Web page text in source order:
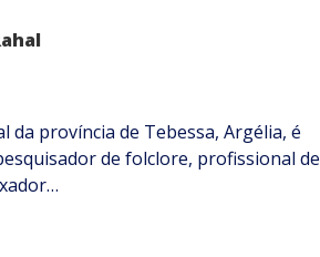
da província de Tebessa, Argélia, é
de folclore, profissional de